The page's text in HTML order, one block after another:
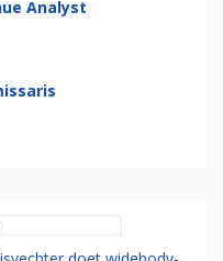
Analyst